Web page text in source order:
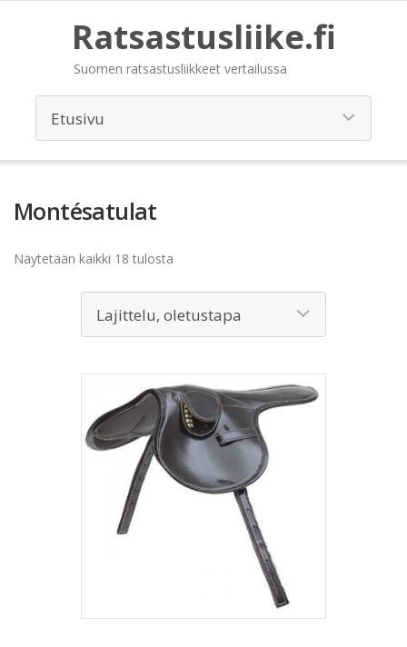
Ratsastusliike.fi
Suomen ratsastusliikkeet vertailussa
Montésatulat
Näytetään kaikki 18 tulosta